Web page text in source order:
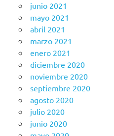
junio 2021
mayo 2021
abril 2021
marzo 2021
enero 2021
diciembre 2020
noviembre 2020
septiembre 2020
agosto 2020
julio 2020
junio 2020